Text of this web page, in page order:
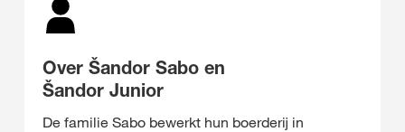
Over Šandor Sabo en
Šandor Junior
De familie Sabo bewerkt hun boerderij in